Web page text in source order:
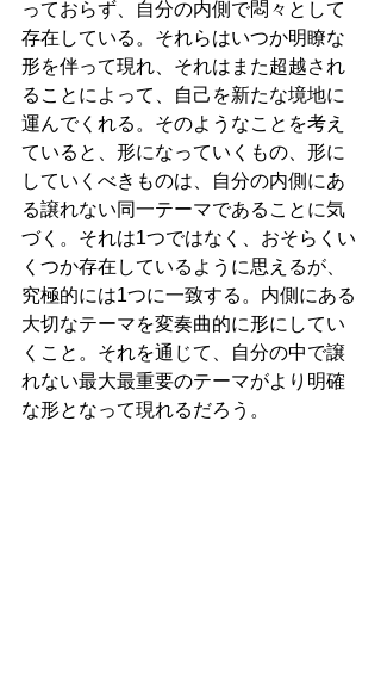
っておらず、自分の内側で悶々として
存在している。それらはいつか明瞭な
形を伴って現れ、それはまた超越され
ることによって、自己を新たな境地に
運んでくれる。そのようなことを考え
ていると、形になっていくもの、形に
していくべきものは、自分の内側にあ
る譲れない同一テーマであることに気
づく。それは1つではなく、おそらくい
くつか存在しているように思えるが、
究極的には1つに一致する。内側にある
大切なテーマを変奏曲的に形にしてい
くこと。それを通じて、自分の中で譲
れない最大最重要のテーマがより明確
な形となって現れるだろう。